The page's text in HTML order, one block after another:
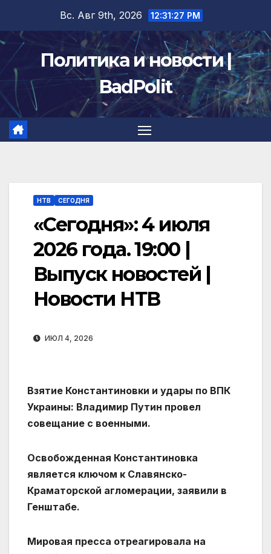
содержимому
Вс. Авг 9th, 2026 12:31:28 PM
Политика и новости |
BadPolit
НТВ СЕГОДНЯ
«Сегодня»: 4 июля
2026 года. 19:00 |
Выпуск новостей |
Новости НТВ
ИЮЛ 4, 2026
Взятие Константиновки и удары по ВПК
Украины: Владимир Путин провел
совещание с военными.
Освобожденная Константиновка
является ключом к Славянско-
Краматорской агломерации, заявили в
Генштабе.
Мировая пресса отреагировала на